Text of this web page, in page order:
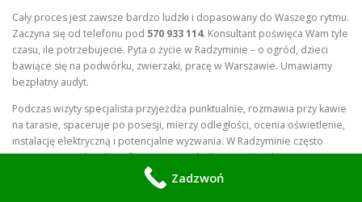
Cały proces jest zawsze bardzo ludzki i dopasowany do Waszego rytmu.
Zaczyna się od telefonu pod 570 933 114. Konsultant poświęca Wam tyle
czasu, ile potrzebujecie. Pyta o życie w Radzyminie – o ogród, dzieci
bawiące się na podwórku, zwierzaki, pracę w Warszawie. Umawiamy
bezpłatny audyt.
Podczas wizyty specjalista przyjeżdża punktualnie, rozmawia przy kawie
na tarasie, spaceruje po posesji, mierzy odległości, ocenia oświetlenie,
instalację elektryczną i potencjalne wyzwania. W Radzyminie często
integrujemy wideodomofon z automatyką bram, oświetleniem LED i
systemami alarmowymi. Przygotowujemy spersonalizowaną ofertę w
trzech wariantach. Po decyzji montujemy czysto, z matami ochronnymi,
Zadzwoń